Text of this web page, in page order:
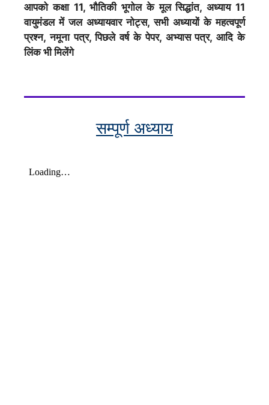
आपको कक्षा 11, भौतिकी भूगोल के मूल सिद्धांत, अध्याय 11
वायुमंडल में जल अध्यायवार नोट्स, सभी अध्यायों के महत्वपूर्ण
प्रश्न, नमूना पत्र, पिछले वर्ष के पेपर, अभ्यास पत्र, आदि के
लिंक भी मिलेंगे
सम्पूर्ण अध्याय